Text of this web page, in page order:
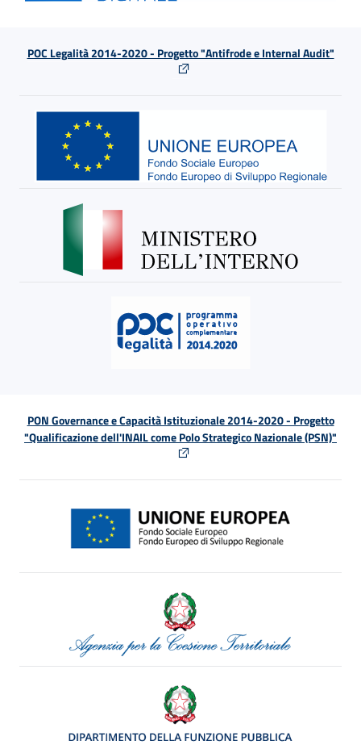
POC Legalità 2014-2020 - Progetto "Antifrode e Internal Audit"
PON Governance e Capacità Istituzionale 2014-2020 - Progetto
"Qualificazione dell'INAIL come Polo Strategico Nazionale (PSN)"